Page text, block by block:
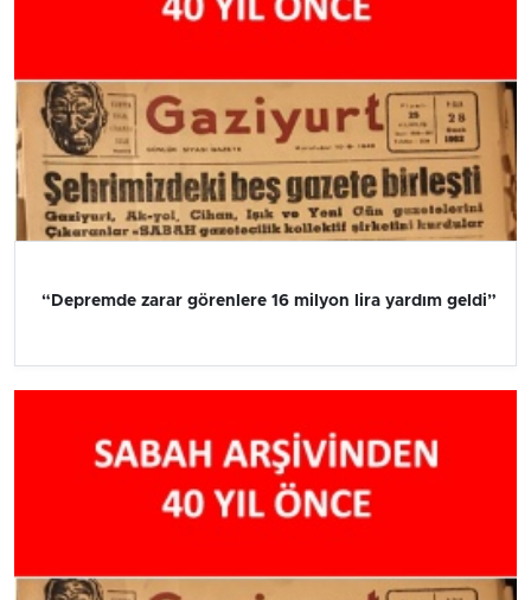
“Depremde zarar görenlere 16 milyon lira yardım geldi”